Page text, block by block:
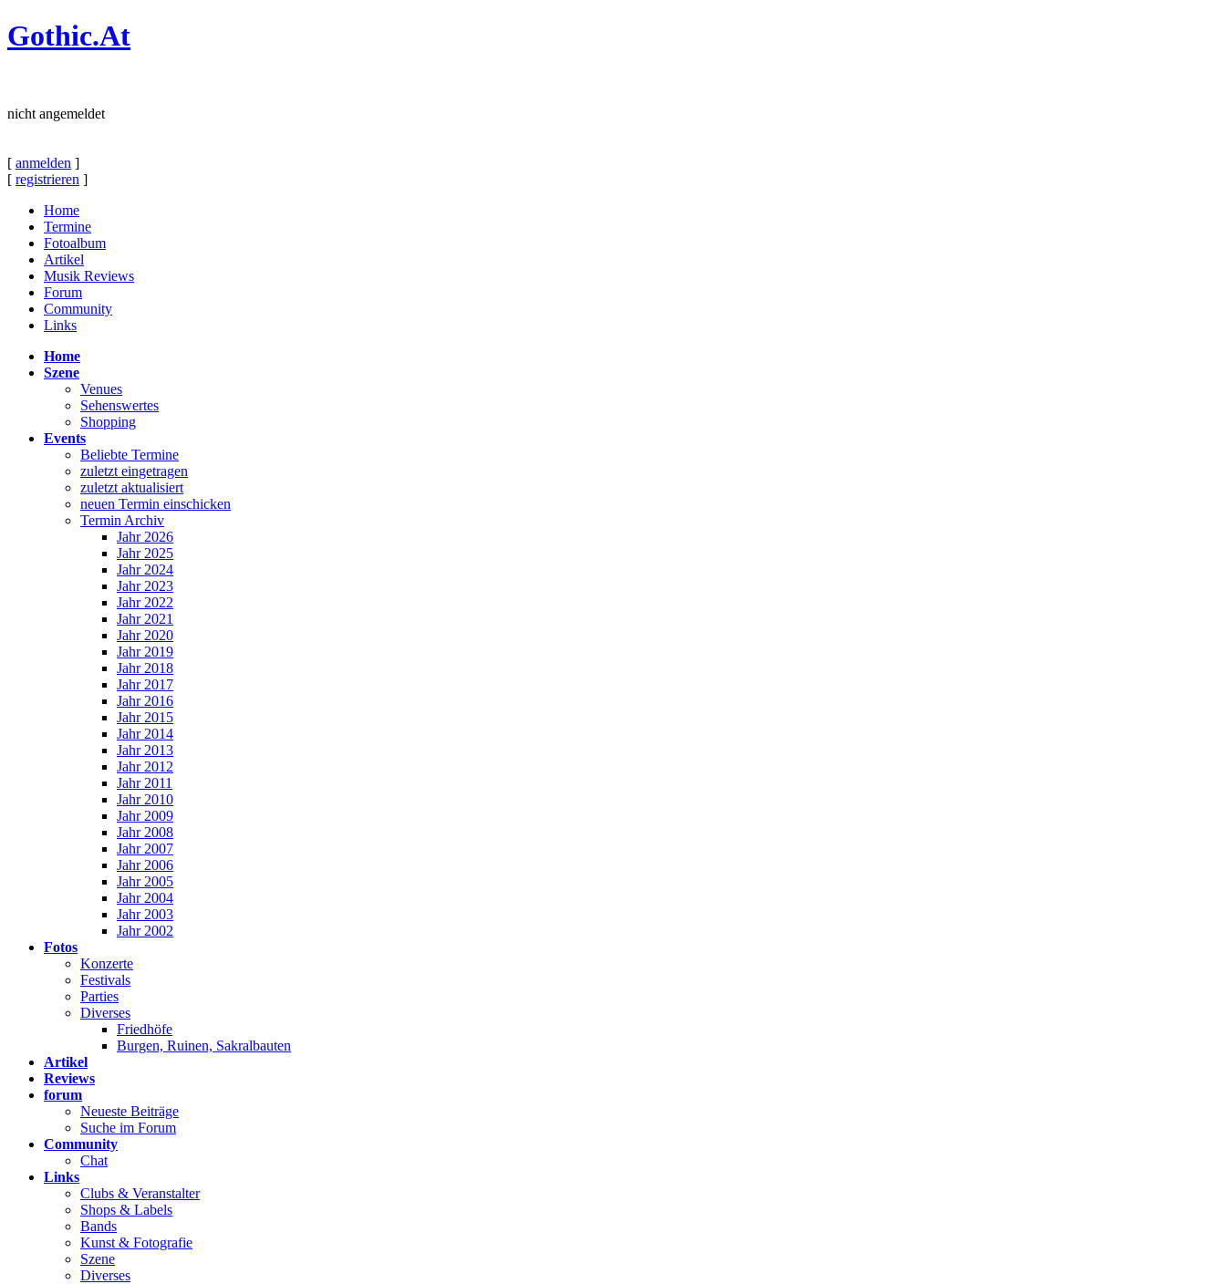
Gothic.At
nicht angemeldet
[ anmelden ]
[ registrieren ]
Home
Termine
Fotoalbum
Artikel
Musik Reviews
Forum
Community
Links
Home
Szene
Venues
Sehenswertes
Shopping
Events
Beliebte Termine
zuletzt eingetragen
zuletzt aktualisiert
neuen Termin einschicken
Termin Archiv
Jahr 2026
Jahr 2025
Jahr 2024
Jahr 2023
Jahr 2022
Jahr 2021
Jahr 2020
Jahr 2019
Jahr 2018
Jahr 2017
Jahr 2016
Jahr 2015
Jahr 2014
Jahr 2013
Jahr 2012
Jahr 2011
Jahr 2010
Jahr 2009
Jahr 2008
Jahr 2007
Jahr 2006
Jahr 2005
Jahr 2004
Jahr 2003
Jahr 2002
Fotos
Konzerte
Festivals
Parties
Diverses
Friedhöfe
Burgen, Ruinen, Sakralbauten
Artikel
Reviews
forum
Neueste Beiträge
Suche im Forum
Community
Chat
Links
Clubs & Veranstalter
Shops & Labels
Bands
Kunst & Fotografie
Szene
Diverses